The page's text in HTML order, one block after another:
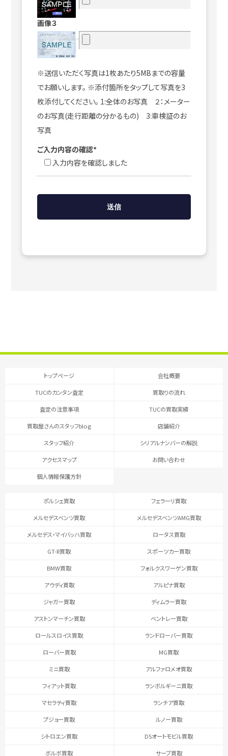
画像３
※送信いただく写真は1枚あたり5MBまでの容量
でお願いします。 ※添付箇所をタップして写真を3
枚添付してください。 1:全体のお写真 ２：メーター
のお写真(走行距離の分かるもの) 3:車検証のお
写真
ご入力内容の確認*
入力内容を確認しました
トップページ 会社概要
TUCのカンタン査定 買取りの流れ
査定の注意事項 TUCの買取実績
買取屋さんのスタッフblog 店舗紹介
スタッフ紹介 シリアルナンバーの解説
アクセスマップ お問い合わせ
個人情報保護方針
ポルシェ買取 フェラーリ買取
メルセデスベンツ買取 メルセデスベンツAMG買取
メルセデス・マイバッハ買取 ロータス買取
GT-R買取 スポーツカー買取
BMW買取 フォルクスワーゲン買取
アウディ買取 アルピナ買取
ジャガー買取 ディムラー買取
アストンマーチン買取 ベントレー買取
ロールスロイス買取 ランドローバー買取
ローバー買取 MG買取
ミニ買取 アルファロメオ買取
フィアット買取 ランボルギーニ買取
マセラティ買取 ランチア買取
プジョー買取 ルノー買取
シトロエン買取 DSオートモビル買取
ボルボ買取 サーブ買取